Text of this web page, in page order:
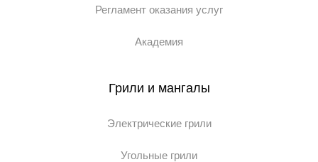
Регламент оказания услуг
Академия
Грили и мангалы
Электрические грили
Угольные грили